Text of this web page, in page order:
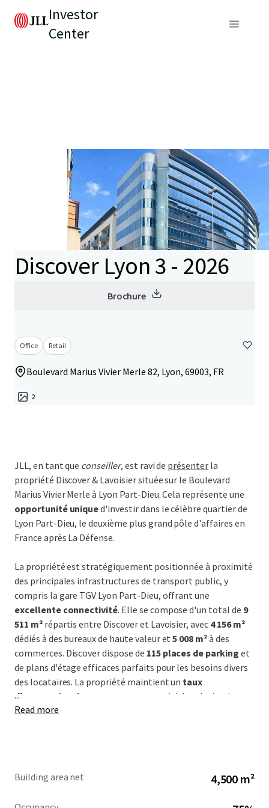
Investor
Center
Discover Lyon 3 - 2026
Brochure
Office Retail
Boulevard Marius Vivier Merle 82, Lyon, 69003, FR
2
JLL, en tant que conseiller, est ravi de présenter la
propriété Discover & Lavoisier située sur le Boulevard
Marius Vivier Merle à Lyon Part-Dieu. Cela représente une
opportunité uniqued'investir dans le célèbre quartier de
Lyon Part-Dieu, le deuxième plus grand pôle d'affaires en
France après La Défense.
La propriété est stratégiquement positionnée à proximité
des principales infrastructures de transport public, y
compris la gare TGV Lyon Part-Dieu, offrant une
excellente connectivité. Elle se compose d'un total de 9
511 m²répartis entre Discover et Lavoisier, avec 4 156 m²
dédiés à des bureaux de haute valeur et5 008 m²à des
commerces. Discover dispose de 115 places de parking et
de plans d'étage efficaces parfaits pour les besoins divers
des locataires. La propriété maintient un taux
d'occupation de 89%
avec un potentiel de valorisation
significatif dans les espaces actuellement vacants.
Dieu et la tour To Lyon, catalysant à la fois la demande
...
Read more
Building area net 4,500 m²